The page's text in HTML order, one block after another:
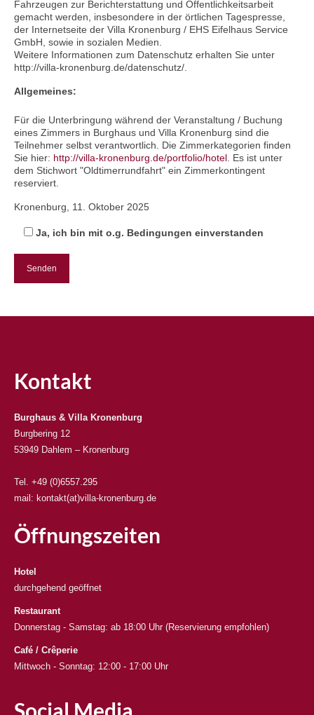
Fahrzeugen zur Berichterstattung und Öffentlichkeitsarbeit
gemacht werden, insbesondere in der örtlichen Tagespresse,
der Internetseite der Villa Kronenburg / EHS Eifelhaus Service
GmbH, sowie in sozialen Medien.
Weitere Informationen zum Datenschutz erhalten Sie unter
http://villa-kronenburg.de/datenschutz/.
Allgemeines:
Für die Unterbringung während der Veranstaltung / Buchung
eines Zimmers in Burghaus und Villa Kronenburg sind die
Teilnehmer selbst verantwortlich. Die Zimmerkategorien finden
Sie hier: http://villa-kronenburg.de/portfolio/hotel . Es ist unter
dem Stichwort "Oldtimerrundfahrt" ein Zimmerkontingent
reserviert.
Kronenburg, 11. Oktober 2025
Ja, ich bin mit o.g. Bedingungen einverstanden
Kontakt
Burghaus & Villa Kronenburg
Burgbering 12
53949 Dahlem – Kronenburg
Tel. +49 (0)6557.295
mail: kontakt(at)villa-kronenburg.de
Öffnungszeiten
Hotel
durchgehend geöffnet
Restaurant
Donnerstag - Samstag: ab 18:00 Uhr (Reservierung empfohlen)
Café / Crêperie
Mittwoch - Sonntag: 12:00 - 17:00 Uhr